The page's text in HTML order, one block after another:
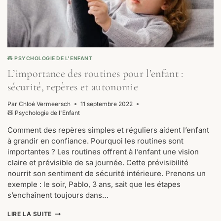
🧸 PSYCHOLOGIE DE L'ENFANT
L’importance des routines pour l’enfant :
sécurité, repères et autonomie
Par Chloé Vermeersch
11 septembre 2022
🧸 Psychologie de l'Enfant
Comment des repères simples et réguliers aident l’enfant
à grandir en confiance. Pourquoi les routines sont
importantes ? Les routines offrent à l’enfant une vision
claire et prévisible de sa journée. Cette prévisibilité
nourrit son sentiment de sécurité intérieure. Prenons un
exemple : le soir, Pablo, 3 ans, sait que les étapes
s’enchaînent toujours dans…
LIRE LA SUITEL’IMPORTANCE